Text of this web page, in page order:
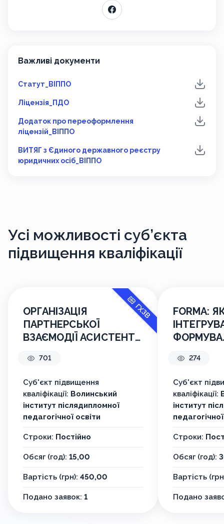
Важливі документи
Статут_ВІППО
Ліцензія_ПДО
Додаток про переоформлення
ліцензій_ВІППО
ВИТЯГ з Єдиного державного реєстру
юридичних осіб_ВІППО
Усі можливості суб’єкта
підвищення кваліфікації
ГХЗВ
ОРГАНІЗАЦІЯ
ПАРТНЕРСЬКОЇ
ВЗАЄМОДІЇ АСИСТЕНТА
УЧАСНИКАМИ
ОСВІТНЬОГО ПРОЦЕСУ
В ЗАКЛАДІ ЗАГАЛЬНОЇ
СЕРЕДНЬОЇ ОСВІТИ
701
Суб'єкт підвищення
кваліфікації: Волинський
інститут післядипломної
педагогічної освіти
Строки: Постійно
Обсяг (год): 15,00
Вартість (грн): 450,00
Подано заявок: 1
FORMA:
274
Суб'єкт
кваліфікації:
інститут
Строки:
Обсяг (год):
Вартість
Подано